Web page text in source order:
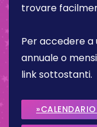
trovare
Per accedere a
annuale o
link sottostanti.